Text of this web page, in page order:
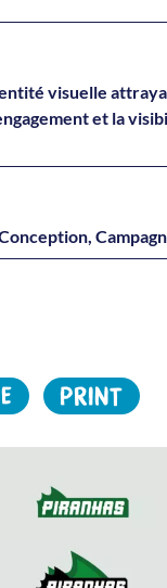
visuelle
et la
PRINT